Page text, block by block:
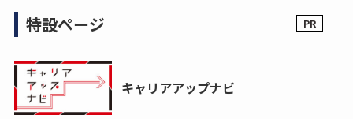
特設ページ
キャリアアップナビ